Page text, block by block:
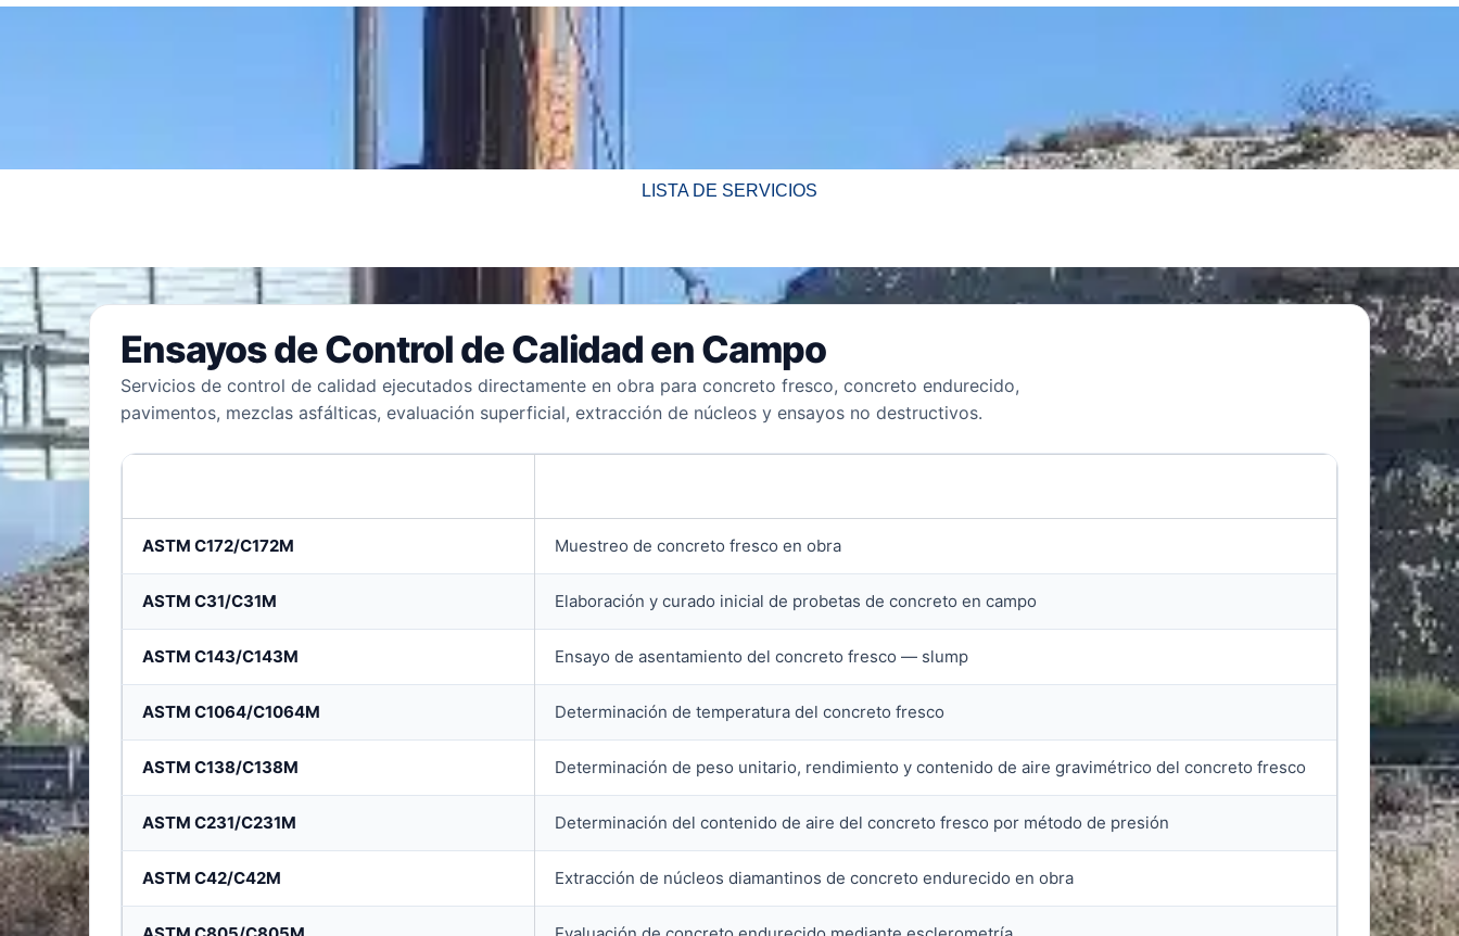
LISTA DE SERVICIOS
Ensayos de Control de Calidad en Campo
Servicios de control de calidad ejecutados directamente en obra para concreto fresco, concreto endurecido,
pavimentos, mezclas asfálticas, evaluación superficial, extracción de núcleos y ensayos no destructivos.
ASTM C172/C172M Muestreo de concreto fresco en obra
ASTM C31/C31M Elaboración y curado inicial de probetas de concreto en campo
ASTM C143/C143M Ensayo de asentamiento del concreto fresco — slump
ASTM C1064/C1064M Determinación de temperatura del concreto fresco
ASTM C138/C138M Determinación de peso unitario, rendimiento y contenido de aire gravimétrico del concreto fresco
ASTM C231/C231M Determinación del contenido de aire del concreto fresco por método de presión
ASTM C42/C42M Extracción de núcleos diamantinos de concreto endurecido en obra